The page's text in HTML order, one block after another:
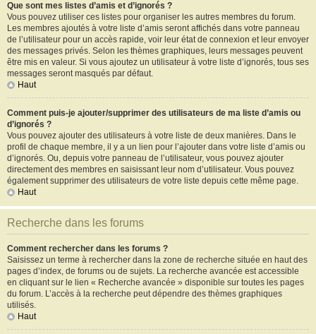
Que sont mes listes d’amis et d’ignorés ?
Vous pouvez utiliser ces listes pour organiser les autres membres du forum.
Les membres ajoutés à votre liste d’amis seront affichés dans votre panneau
de l’utilisateur pour un accès rapide, voir leur état de connexion et leur envoyer
des messages privés. Selon les thèmes graphiques, leurs messages peuvent
être mis en valeur. Si vous ajoutez un utilisateur à votre liste d’ignorés, tous ses
messages seront masqués par défaut.
Haut
Comment puis-je ajouter/supprimer des utilisateurs de ma liste d’amis ou
d’ignorés ?
Vous pouvez ajouter des utilisateurs à votre liste de deux manières. Dans le
profil de chaque membre, il y a un lien pour l’ajouter dans votre liste d’amis ou
d’ignorés. Ou, depuis votre panneau de l’utilisateur, vous pouvez ajouter
directement des membres en saisissant leur nom d’utilisateur. Vous pouvez
également supprimer des utilisateurs de votre liste depuis cette même page.
Haut
Recherche dans les forums
Comment rechercher dans les forums ?
Saisissez un terme à rechercher dans la zone de recherche située en haut des
pages d’index, de forums ou de sujets. La recherche avancée est accessible
en cliquant sur le lien « Recherche avancée » disponible sur toutes les pages
du forum. L’accès à la recherche peut dépendre des thèmes graphiques
utilisés.
Haut